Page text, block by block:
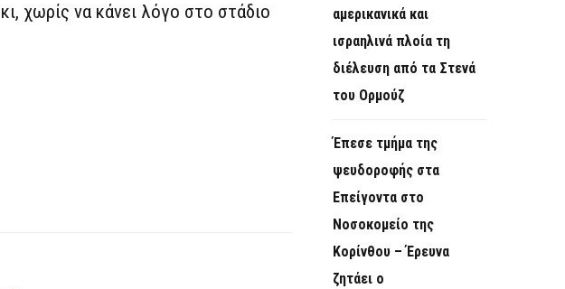
χωρίς να κάνει λόγο στο στάδιο
αμερικανικά και
ισραηλινά πλοία τη
διέλευση από τα Στενά
του Ορμούζ
Έπεσε τμήμα της
ψευδοροφής στα
Επείγοντα στο
Νοσοκομείο της
Κορίνθου – Έρευνα
ζητάει ο